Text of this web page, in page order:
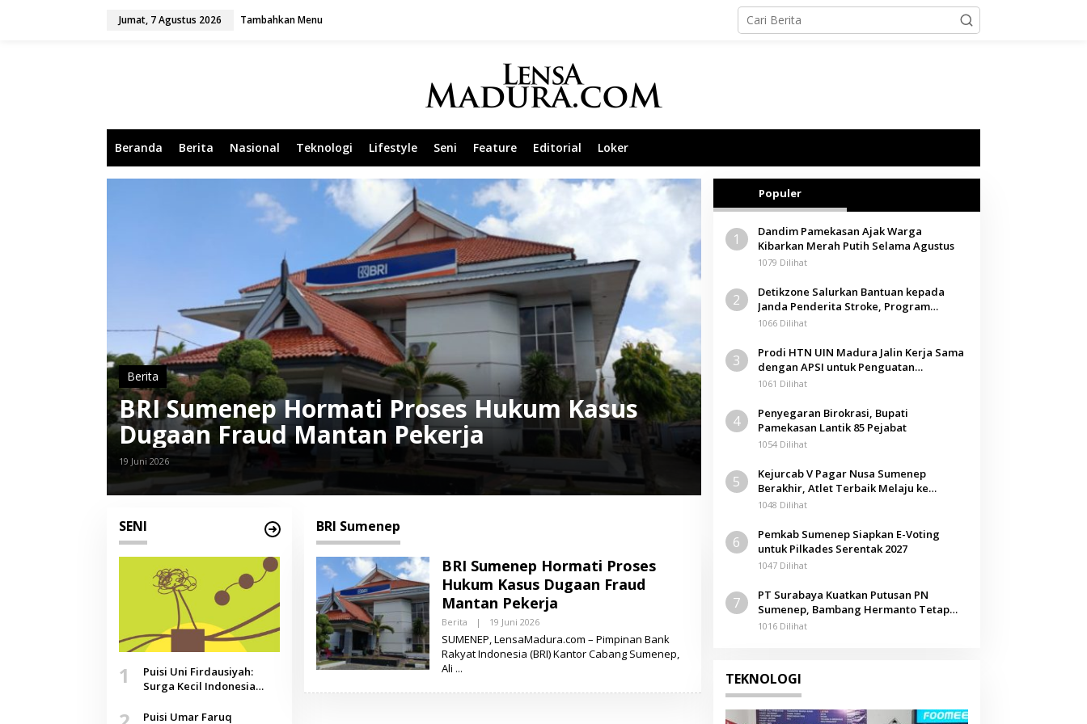
Jumat, 7 Agustus 2026 Tambahkan Menu
Beranda Berita Nasional Teknologi Lifestyle Seni Feature Editorial Loker
Berita
BRI Sumenep Hormati Proses Hukum Kasus
Dugaan Fraud Mantan Pekerja
19 Juni 2026
SENI
1
Puisi Uni Firdausiyah:
Surga Kecil Indonesia
Doa yang Jauh, Narasi
Puisi Umar Faruq
BRI Sumenep
BRI Sumenep Hormati Proses
Hukum Kasus Dugaan Fraud
Mantan Pekerja
Berita | 19 Juni 2026O
E
H
SUMENEP, LensaMadura.com – Pimpinan Bank
Rakyat Indonesia (BRI) Kantor Cabang Sumenep,
Ali
Populer
1
Dandim Pamekasan Ajak Warga
Kibarkan Merah Putih Selama Agustus
1079 Dilihat
2
Detikzone Salurkan Bantuan kepada
Janda Penderita Stroke, Program
Berbagi Masuki Hari ke-61
1066 Dilihat
3
Prodi HTN UIN Madura Jalin Kerja Sama
dengan APSI untuk Penguatan
Kompetensi Mahasiswa
1061 Dilihat
4
Penyegaran Birokrasi, Bupati
Pamekasan Lantik 85 Pejabat
1054 Dilihat
5
Kejurcab V Pagar Nusa Sumenep
Berakhir, Atlet Terbaik Melaju ke
Kejurwil Jatim
1048 Dilihat
6
Pemkab Sumenep Siapkan E-Voting
untuk Pilkades Serentak 2027
1047 Dilihat
7
PT Surabaya Kuatkan Putusan PN
Sumenep, Bambang Hermanto Tetap
Dinyatakan Pemilik Sah Tanah di
1016 Dilihat
TEKNOLOGI